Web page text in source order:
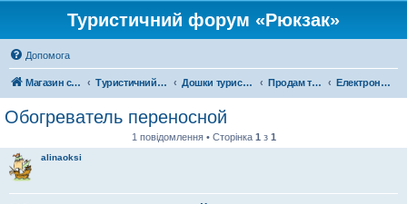
Туристичний форум «Рюкзак»
Допомога
Магазин спорядження Туристичний форум «Рюкзак» Дошки туристичних оголошень Продам туристичне спорядження Електроніка
Обогреватель переносной
1 повідомлення • Сторінка 1 з 1
alinaoksi